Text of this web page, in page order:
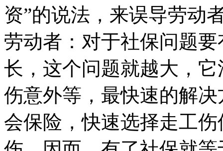
资”的说法，来误导劳动
劳动者：对于社保问题
长，这个问题就越大，
伤意外等，最快速的解
会保险，快速选择走工